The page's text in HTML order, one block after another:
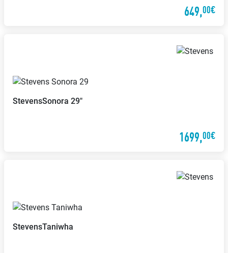
649,00€
StevensSonora 29"
1699,00€
StevensTaniwha